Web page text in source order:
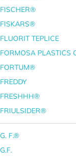
FISCHER®
FISKARS®
FLUORIT TEPLICE
FORMOSA PLASTICS
FORTUM®
FREDDY
FRESHHH®
FRIULSIDER®
G. F.®
G.F.